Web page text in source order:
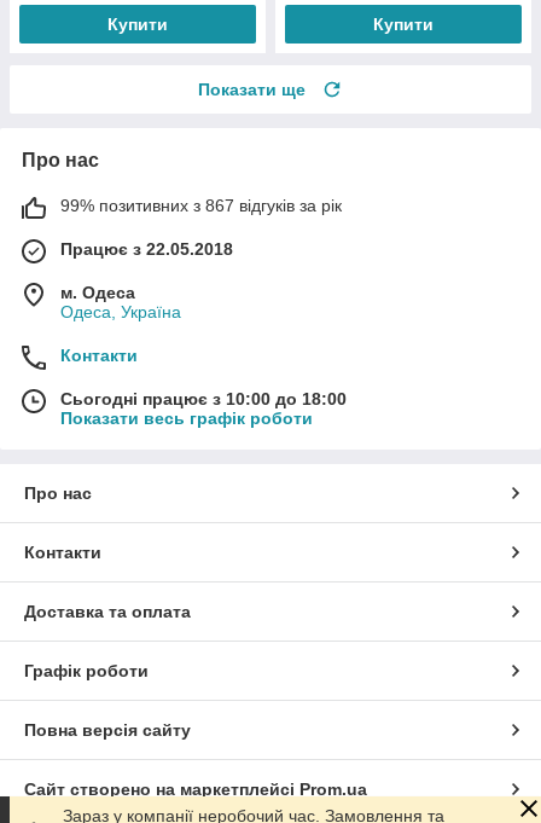
Купити Купити
Показати ще
Про нас
99% позитивних з 867 відгуків за рік
Працює з 22.05.2018
м. Одеса
Одеса, Україна
Контакти
Сьогодні працює з 10:00 до 18:00
Показати весь графік роботи
Про нас
Контакти
Доставка та оплата
Графік роботи
Повна версія сайту
Сайт створено на маркетплейсі Prom.ua
Зараз у компанії неробочий час. Замовлення та